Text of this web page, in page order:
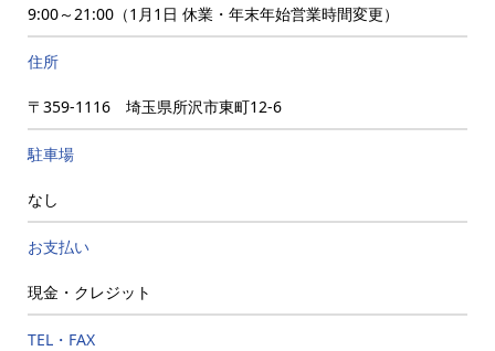
9:00～21:00（1月1日 休業・年末年始営業時間変更）
住所
〒359-1116 埼玉県所沢市東町12-6
駐車場
なし
お支払い
現金・クレジット
TEL・FAX